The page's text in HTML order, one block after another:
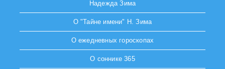
Надежда Зима
О "Тайне имени" Н. Зима
О ежедневных гороскопах
О соннике 365